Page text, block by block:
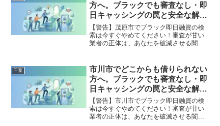
確実な解決策を完全公開。
方へ。ブラックでも審査なし・即
日キャッシングの罠と安全な解決
策
【警告】茂原市でブラック即日融資の検
索は今すぐやめてください！審査が甘い
業者の正体は、あなたを破滅させる闇金
市で違法業者を避け、借金地獄から抜け
出した方々の実体験と確実な解決策を完
全公開。
千葉
市川市でどこからも借りられない
方へ。ブラックでも審査なし・即
日キャッシングの罠と安全な解決
策
【警告】市川市でブラック即日融資の検
索は今すぐやめてください！審査が甘い
業者の正体は、あなたを破滅させる闇金